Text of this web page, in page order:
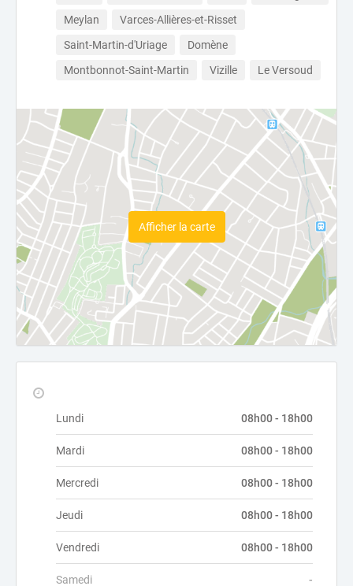
Meylan
Varces-Allières-et-Risset
Saint-Martin-d'Uriage
Domène
Montbonnot-Saint-Martin
Vizille Le Versoud
Afficher la carte
Lundi 08h00 - 18h00
Mardi 08h00 - 18h00
Mercredi 08h00 - 18h00
Jeudi 08h00 - 18h00
Vendredi 08h00 - 18h00
Samedi -